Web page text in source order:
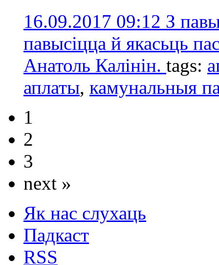
16.09.2017 09:12 З
павысіцца й якасьць
Анатоль Калінін. tags:
аплаты, камунальныя
1
2
3
next »
Як нас слухаць
Падкаст
RSS